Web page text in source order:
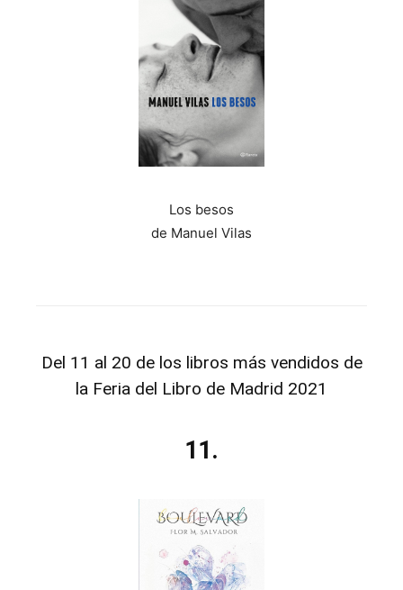
Los besos
de Manuel Vilas
Del 11 al 20 de los libros más vendidos de
la Feria del Libro de Madrid 2021
11.